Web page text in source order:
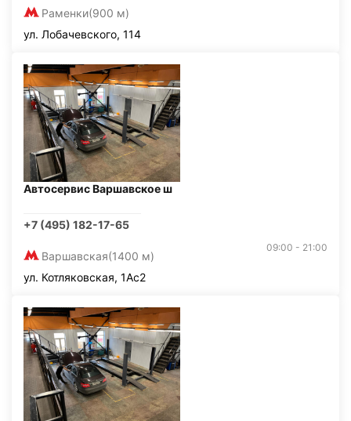
Раменки(900 м)
ул. Лобачевского, 114
Автосервис Варшавское ш
+7 (495) 182-17-65
Варшавская(1400 м)
09:00 - 21:00
ул. Котляковская, 1Ас2